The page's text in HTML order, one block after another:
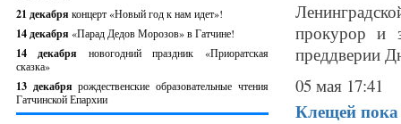
21 декабря концерт «Новый год к нам идет»!
14 декабря «Парад Дедов Морозов» в Гатчине!
14 декабря новогодний праздник «Приоратская
сказка»
13 декабрярождественские образовательные чтения
Гатчинской Епархии
прокурор и
преддверии
05 мая 17:41
Клещей